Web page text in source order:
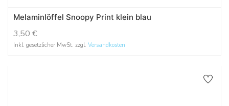
Melaminlöffel Snoopy Print klein blau
3,50 €
Inkl. gesetzlicher MwSt. zzgl. Versandkosten